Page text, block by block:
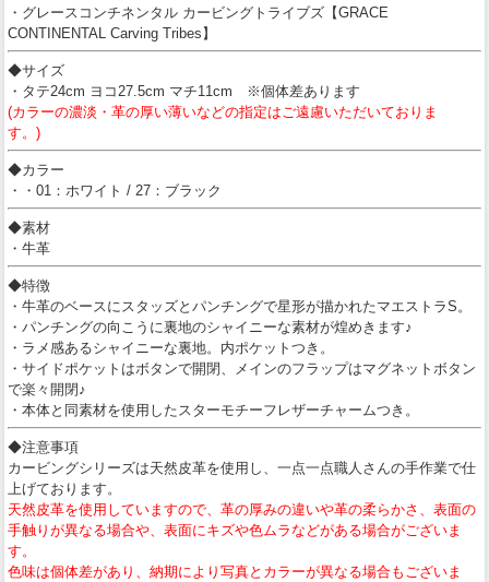
・グレースコンチネンタル カービングトライブズ【GRACE
CONTINENTAL Carving Tribes】
◆サイズ
・タテ24cm ヨコ27.5cm マチ11cm ※個体差あります
(カラーの濃淡・革の厚い薄いなどの指定はご遠慮いただいておりま
す。)
◆カラー
・・01：ホワイト / 27：ブラック
◆素材
・牛革
◆特徴
・牛革のベースにスタッズとパンチングで星形が描かれたマエストラS。
・パンチングの向こうに裏地のシャイニーな素材が煌めきます♪
・ラメ感あるシャイニーな裏地。内ポケットつき。
・サイドポケットはボタンで開閉、メインのフラップはマグネットボタン
で楽々開閉♪
・本体と同素材を使用したスターモチーフレザーチャームつき。
◆注意事項
カービングシリーズは天然皮革を使用し、一点一点職人さんの手作業で仕
上げております。
天然皮革を使用していますので、革の厚みの違いや革の柔らかさ、表面の
手触りが異なる場合や、表面にキズや色ムラなどがある場合がございま
す。
色味は個体差があり、納期により写真とカラーが異なる場合もございま